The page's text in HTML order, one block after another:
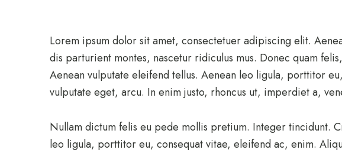
Lorem ipsum dolor sit amet, consectetuer adipiscing elit.
dis parturient montes, nascetur ridiculus mus. Donec quam
Aenean vulputate eleifend tellus. Aenean leo ligula, porttitor
vulputate eget, arcu. In enim justo, rhoncus ut, imperdiet a,
Nullam dictum felis eu pede mollis pretium. Integer tincidunt.
leo ligula, porttitor eu, consequat vitae, eleifend ac, enim.